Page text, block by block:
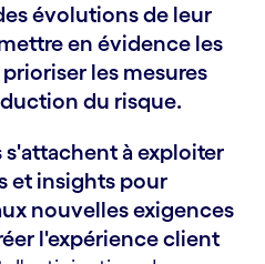
évolutions de leur
en évidence les
les mesures
du risque.
s'attachent à exploiter
et insights pour
nouvelles exigences
l'expérience client